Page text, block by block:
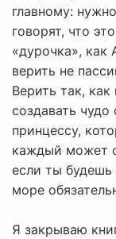
главному:
говорят, что
«дурочка», как
верить не
Верить так, как
создавать
принцессу,
каждый может
если ты
море
Я закрываю